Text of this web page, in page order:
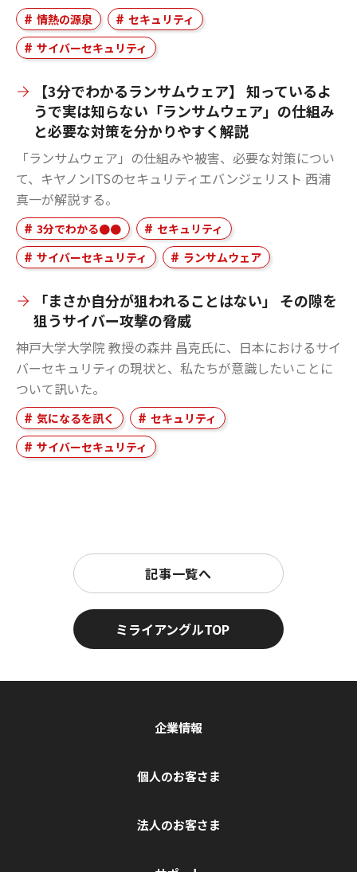
情熱の源泉
セキュリティ
サイバーセキュリティ
【3分でわかるランサムウェア】 知っているよ
うで実は知らない「ランサムウェア」の仕組み
と必要な対策を分かりやすく解説
「ランサムウェア」の仕組みや被害、必要な対策につい
て、キヤノンITSのセキュリティエバンジェリスト 西浦
真一が解説する。
3分でわかる●●
セキュリティ
サイバーセキュリティ
ランサムウェア
「まさか自分が狙われることはない」 その隙を
狙うサイバー攻撃の脅威
神戸大学大学院 教授の森井 昌克氏に、日本におけるサイ
バーセキュリティの現状と、私たちが意識したいことに
ついて訊いた。
気になるを訊く
セキュリティ
サイバーセキュリティ
記事一覧へ
ミライアングルTOP
企業情報
個人のお客さま
法人のお客さま